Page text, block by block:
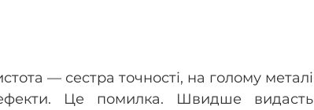
— сестра точності, на голому металі
Це помилка. Швидше видасть